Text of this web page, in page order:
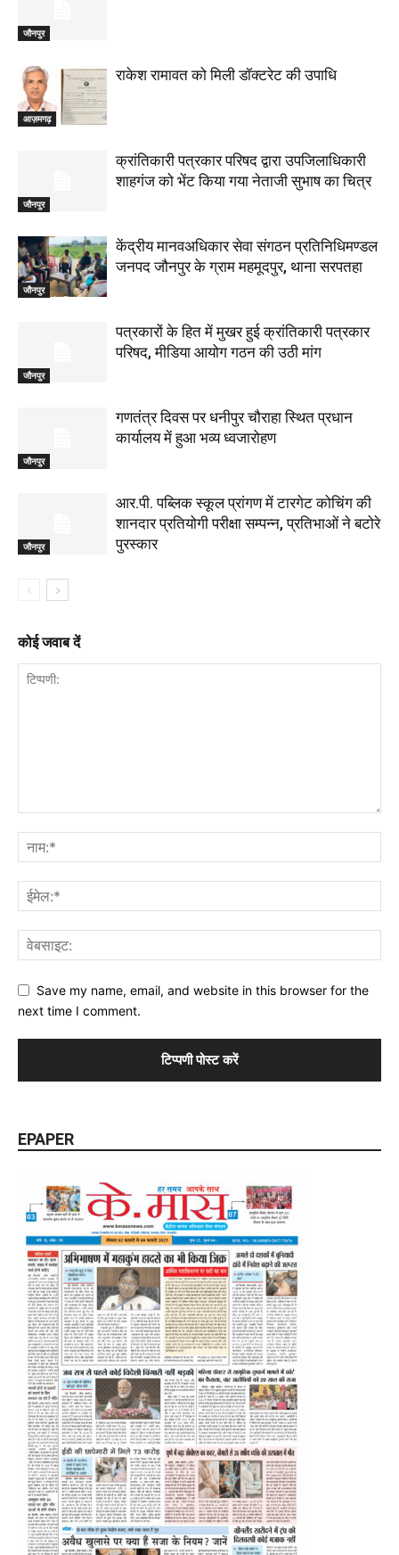
जौनपुर
आज़मगढ़
राकेश रामावत को मिली डॉक्टरेट की उपाधि
जौनपुर
क्रांतिकारी पत्रकार परिषद द्वारा उपजिलाधिकारी
शाहगंज को भेंट किया गया नेताजी सुभाष का चित्र
जौनपुर
केंद्रीय मानवअधिकार सेवा संगठन प्रतिनिधिमण्डल
जनपद जौनपुर के ग्राम महमूदपुर, थाना सरपतहा
जौनपुर
पत्रकारों के हित में मुखर हुई क्रांतिकारी पत्रकार
परिषद, मीडिया आयोग गठन की उठी मांग
जौनपुर
गणतंत्र दिवस पर धनीपुर चौराहा स्थित प्रधान
कार्यालय में हुआ भव्य ध्वजारोहण
जौनपुर
आर.पी. पब्लिक स्कूल प्रांगण में टारगेट कोचिंग की
शानदार प्रतियोगी परीक्षा सम्पन्न, प्रतिभाओं ने बटोरे
पुरस्कार
कोई जवाब दें
Save my name, email, and website in this browser for the
next time I comment.
EPAPER